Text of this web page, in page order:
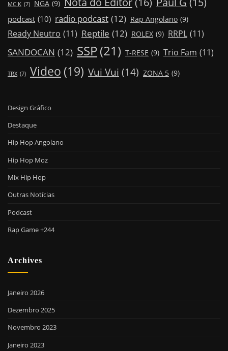
MC K (7) NGA (9)
podcast (10) radio podcast (12) Rap Angolano (9)
Ready Neutro (11) Reptile (12) ROLEX (9) RRPL (11)
SANDOCAN (12) SSP(21) T-RESE (9) Trio Fam (11)
TRX (7) Video (19) Vui Vui (14) ZONA 5 (9)
Design Gráfico
Destaque
Hip Hop Angolano
Hip Hop Moz
Mix Hip Hop
Outras Notícias
Podcast
Rap Game +244
Archives
Janeiro 2026
Dezembro 2025
Novembro 2023
Janeiro 2023